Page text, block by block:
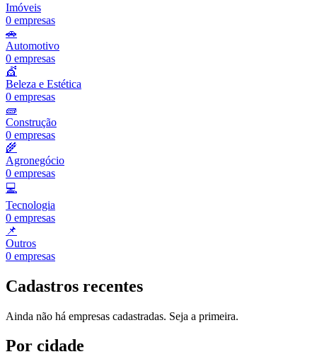
Imóveis
0 empresas
🚗
Automotivo
0 empresas
💇
Beleza e Estética
0 empresas
🧱
Construção
0 empresas
🌾
Agronegócio
0 empresas
💻
Tecnologia
0 empresas
📌
Outros
0 empresas
Cadastros recentes
Ainda não há empresas cadastradas. Seja a primeira.
Por cidade